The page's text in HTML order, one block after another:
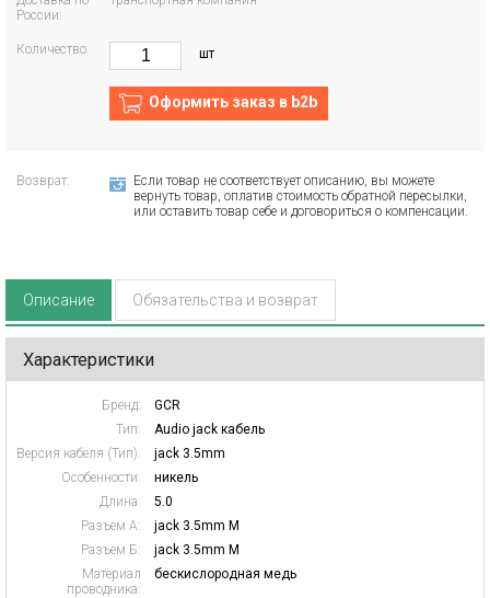
России:
Количество: шт
Оформить заказ в b2b
Возврат:
Если товар не соответствует описанию, вы можете
вернуть товар, оплатив стоимость обратной пересылки,
или оставить товар себе и договориться о компенсации.
Описание Обязательства и возврат
Характеристики
Бренд:
GCR
Тип:
Audio jack кабель
Версия кабеля (Тип):
jack 3.5mm
Особенности:
никель
Длина:
5.0
Разъем А:
jack 3.5mm M
Разъем Б:
jack 3.5mm M
Материал
проводника:
бескислородная медь